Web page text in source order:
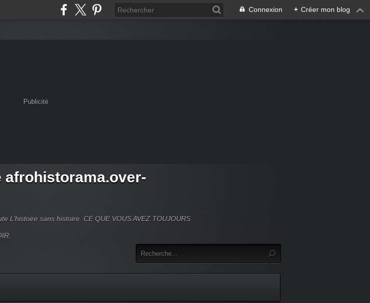
Connexion + Créer mon blog
Publicité
afrohistorama.over-
L’histoire sans histoire. CE QUE VOUS AVEZ TOUJOURS